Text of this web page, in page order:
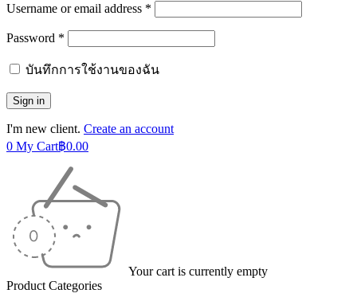
Username or email address *
Password *
บันทึกการใช้งานของฉัน
I'm new client. Create an account
0 My Cart฿0.00
Your cart is currently empty
Product Categories